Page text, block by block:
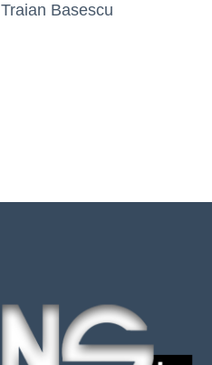
Traian Basescu